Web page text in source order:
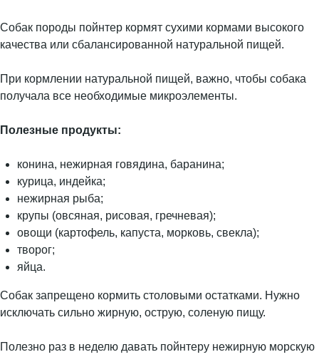
Собак породы пойнтер кормят сухими кормами высокого
качества или сбалансированной натуральной пищей.
При кормлении натуральной пищей, важно, чтобы собака
получала все необходимые микроэлементы.
Полезные продукты:
конина, нежирная говядина, баранина;
курица, индейка;
нежирная рыба;
крупы (овсяная, рисовая, гречневая);
овощи (картофель, капуста, морковь, свекла);
творог;
яйца.
Собак запрещено кормить столовыми остатками. Нужно
исключать сильно жирную, острую, соленую пищу.
Полезно раз в неделю давать пойнтеру нежирную морскую